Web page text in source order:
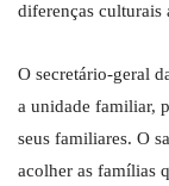
diferenças culturais
O secretário-geral
a unidade familiar,
seus familiares. O
acolher as famílias